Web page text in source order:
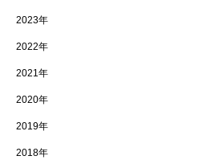
2023年
2022年
2021年
2020年
2019年
2018年